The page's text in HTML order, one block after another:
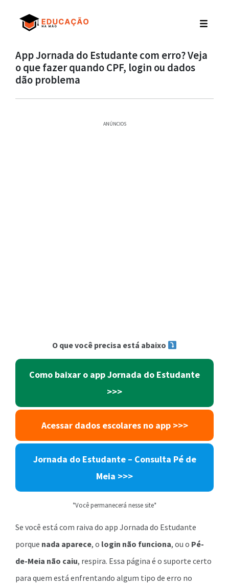
App Jornada do Estudante com erro? Veja
o que fazer quando CPF, login ou dados
dão problema
ANÚNCIOS
O que você precisa está abaixo
Como baixar o app Jornada do Estudante
>>>
Acessar dados escolares no app >>>
Jornada do Estudante – Consulta Pé de
Meia >>>
*Você permanecerá nesse site*
Se você está com raiva do app Jornada do Estudante
porque nada aparece, o login não funciona, ou o Pé-
de-Meia não caiu, respira. Essa página é o suporte certo
para quem está enfrentando algum tipo de erro no